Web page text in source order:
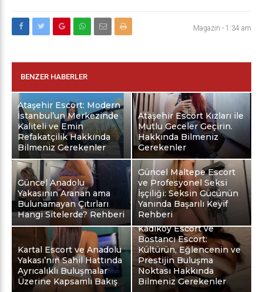
Magazin - 1:34 am
BENZER HABERLER
Ataşehir Escort: Modern
İstanbul’un Merkezinde
Kaliteli ve Emin
Refakatçilik Hakkında
Bilmeniz Gerekenler
Ataşehir Escort Kızları ile
Mutlu Geceler Geçirin.
Hakkında Bilmeniz
Gerekenler
Güncel Anadolu
Yakasının Aranan ama
Bulunamayan Çıtırları
Hangi Sitelerde? Rehberi
Güncel Maltepe Escort
ve Profesyonel Seksi
İşçiliği: Seksin Gücünün
Yanında Başarılı Keyif
Rehberi
Kartal Escort ve Anadolu
Yakası’nın Sahil Hattında
Ayrıcalıklı Buluşmalar
Üzerine Kapsamlı Bakış
Kadıköy Escort ve
Bostancı Escort:
Kültürün, Eğlencenin ve
Prestijin Buluşma
Noktası Hakkında
Bilmeniz Gerekenler